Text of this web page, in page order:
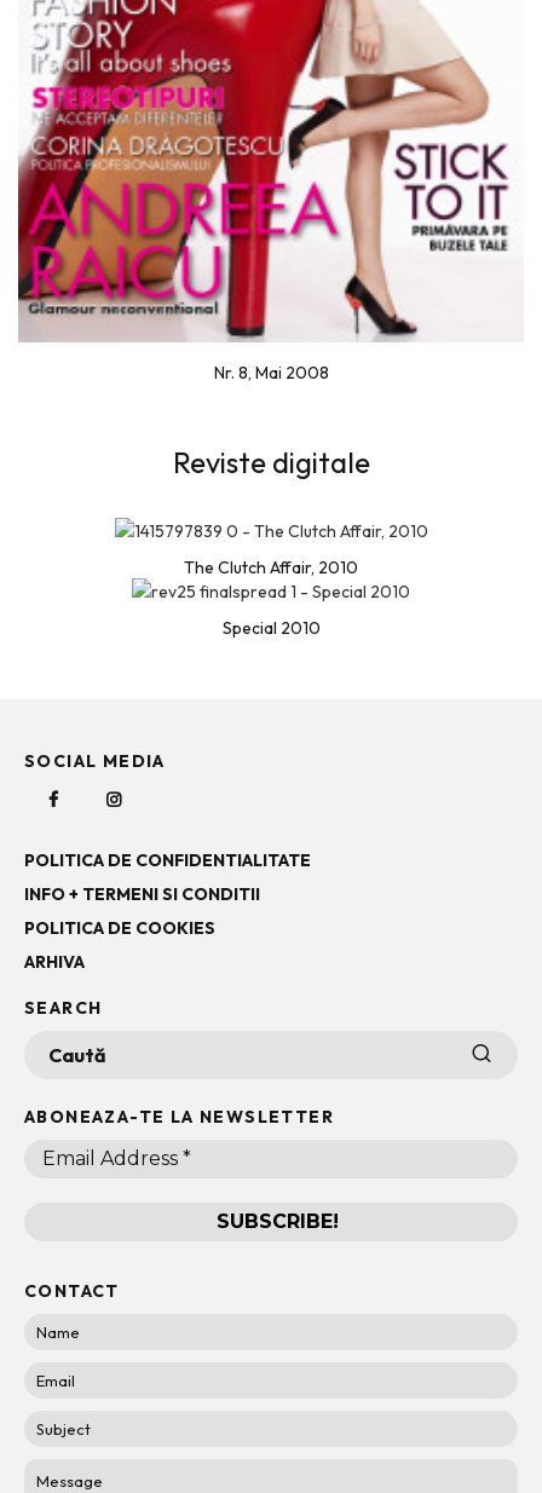
Nr. 8, Mai 2008
Reviste digitale
The Clutch Affair, 2010
Special 2010
SOCIAL MEDIA
POLITICA DE CONFIDENTIALITATE
INFO + TERMENI SI CONDITII
POLITICA DE COOKIES
ARHIVA
SEARCH
ABONEAZA-TE LA NEWSLETTER
CONTACT